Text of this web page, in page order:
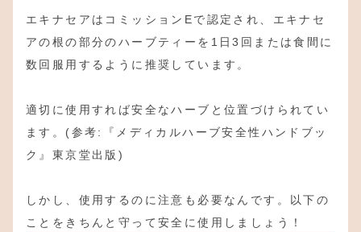
エキナセアはコミッションEで認定され、エキナセ
アの根の部分のハーブティーを1日3回または食間に
数回服用するように推奨しています。
適切に使用すれば安全なハーブと位置づけられてい
ます。(参考:『メディカルハーブ安全性ハンドブッ
ク』東京堂出版)
しかし、使用するのに注意も必要なんです。以下の
ことをきちんと守って安全に使用しましょう！